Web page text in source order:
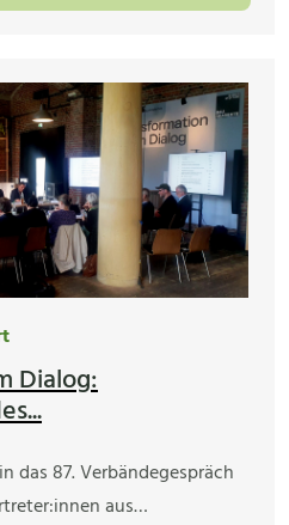
Dialog:
das 87. Verbändegespräch
aus…